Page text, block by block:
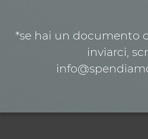
*se hai un documento
inviarci,